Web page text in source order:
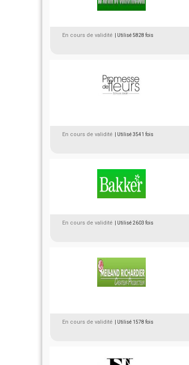
En cours de validité | Utilisé 5828 fois
En cours de validité | Utilisé 3541 fois
En cours de validité | Utilisé 2603 fois
En cours de validité | Utilisé 1578 fois